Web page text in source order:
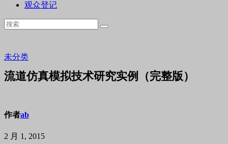
观众登记
未分类
流道仿真模拟技术研究实例（完整版）
作者ab
2 月 1, 2015